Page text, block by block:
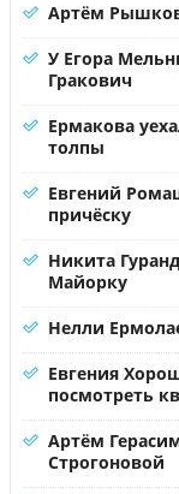
Артём
У Егора
Гракович
Ермакова
толпы
Евгений
причёску
Никита
Майорку
Нелли
Евгения
посмотреть
Артём
Строгоновой